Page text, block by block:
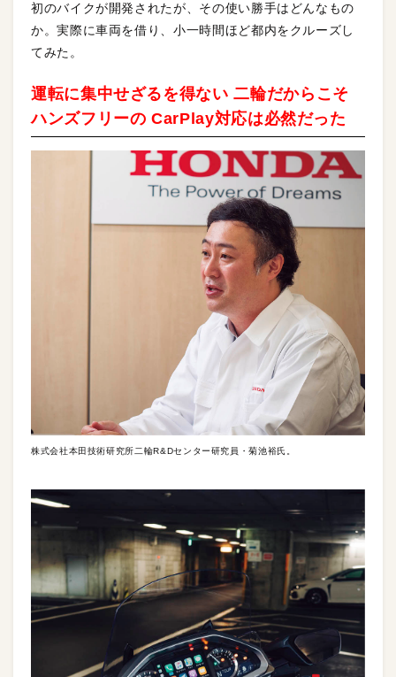
初のバイクが開発されたが、その使い勝手はどんなもの
か。実際に車両を借り、小一時間ほど都内をクルーズし
てみた。
運転に集中せざるを得ない 二輪だからこそ
ハンズフリーの CarPlay対応は必然だった
株式会社本田技術研究所二輪R&Dセンター研究員・菊池裕氏。